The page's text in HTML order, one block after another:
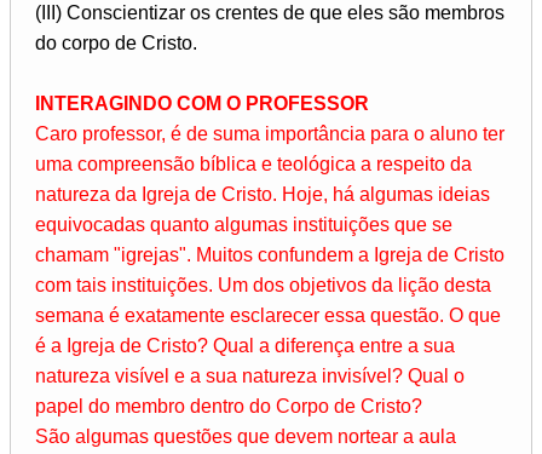
(III) Conscientizar os crentes de que eles são membros
do corpo de Cristo.
INTERAGINDO COM O PROFESSOR
Caro professor, é de suma importância para o aluno ter
uma compreensão bíblica e teológica a respeito da
natureza da Igreja de Cristo. Hoje, há algumas ideias
equivocadas quanto algumas instituições que se
chamam "igrejas". Muitos confundem a Igreja de Cristo
com tais instituições. Um dos objetivos da lição desta
semana é exatamente esclarecer essa questão. O que
é a Igreja de Cristo? Qual a diferença entre a sua
natureza visível e a sua natureza invisível? Qual o
papel do membro dentro do Corpo de Cristo?
São algumas questões que devem nortear a aula